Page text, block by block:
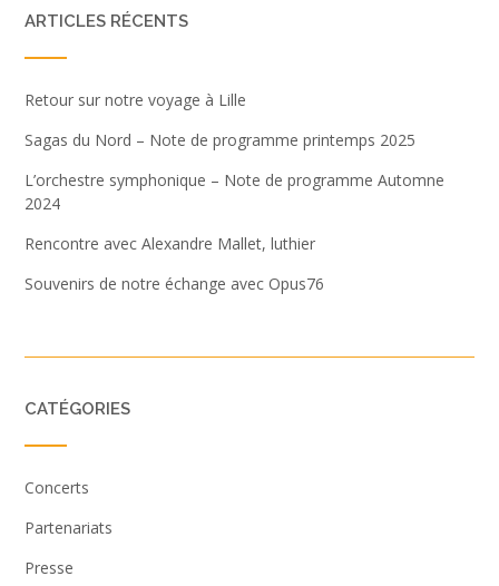
ARTICLES RÉCENTS
Retour sur notre voyage à Lille
Sagas du Nord – Note de programme printemps 2025
L’orchestre symphonique – Note de programme Automne
2024
Rencontre avec Alexandre Mallet, luthier
Souvenirs de notre échange avec Opus76
CATÉGORIES
Concerts
Partenariats
Presse